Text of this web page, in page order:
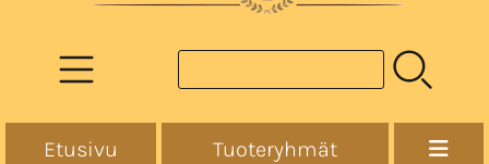
Etusivu Tuoteryhmät